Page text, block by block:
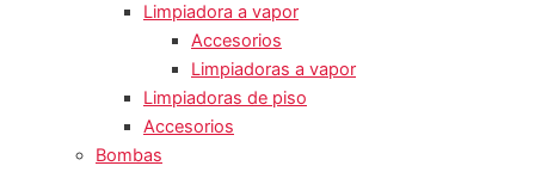
Limpiadora a vapor
Accesorios
Limpiadoras a vapor
Limpiadoras de piso
Accesorios
Bombas